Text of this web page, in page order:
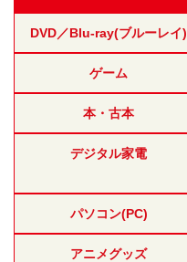
DVD／Blu-ray(ブルーレイ)
ゲーム
本・古本
デジタル家電
パソコン(PC)
アニメグッズ